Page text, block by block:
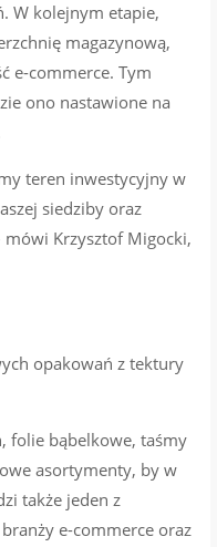
W kolejnym etapie,
magazynową,
e-commerce. Tym
ono nastawione na
teren inwestycyjny w
siedziby oraz
Krzysztof Migocki,
opakowań z tektury
folie bąbelkowe, taśmy
asortymenty, by w
także jeden z
e-commerce oraz